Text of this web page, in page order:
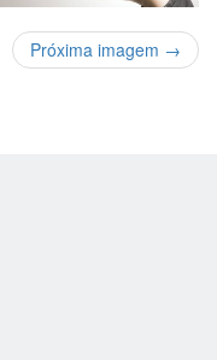
Próxima imagem →